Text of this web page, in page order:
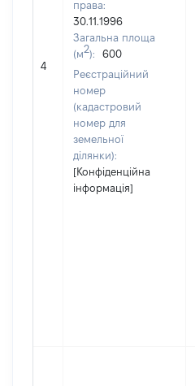
4
права:
30.11.1996
Загальна площа
(м2):
600
Реєстраційний
номер
(кадастровий
номер для
земельної
ділянки):
[Конфіденційна
інформація]